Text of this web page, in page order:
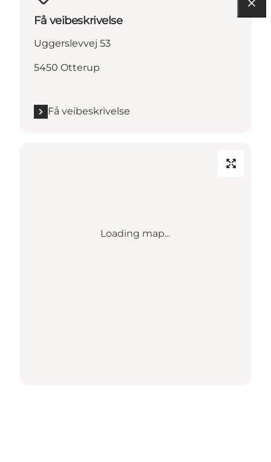
Få veibeskrivelse
Uggerslevvej 53
5450 Otterup
Få veibeskrivelse
Loading map...